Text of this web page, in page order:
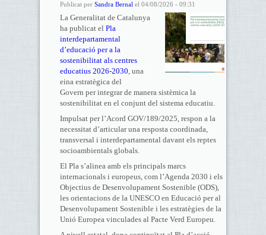
Publicat per Sandra Bernal el 04/08/2026 - 09:31
La Generalitat de Catalunya
ha publicat el Pla
interdepartamental
d’educació per a la
sostenibilitat als centres
educatius 2026-2030, una
eina estratègica del
Govern per integrar de manera sistèmica la
sostenibilitat en el conjunt del sistema educatiu.
Impulsat per l’Acord GOV/189/2025, respon a la
necessitat d’articular una resposta coordinada,
transversal i interdepartamental davant els reptes
socioambientals globals.
El Pla s’alinea amb els principals marcs
internacionals i europeus, com l’Agenda 2030 i els
Objectius de Desenvolupament Sostenible (ODS),
les orientacions de la UNESCO en Educació per al
Desenvolupament Sostenible i les estratègies de la
Unió Europea vinculades al Pacte Verd Europeu.